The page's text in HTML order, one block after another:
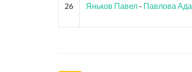
26 Яньков Павел - Павлова Ада